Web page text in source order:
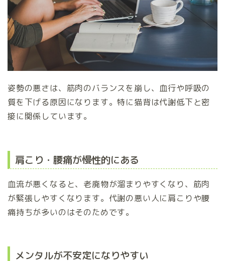
姿勢の悪さは、筋肉のバランスを崩し、血行や呼吸の
質を下げる原因になります。特に猫背は代謝低下と密
接に関係しています。
肩こり・腰痛が慢性的にある
血流が悪くなると、老廃物が溜まりやすくなり、筋肉
が緊張しやすくなります。代謝の悪い人に肩こりや腰
痛持ちが多いのはそのためです。
メンタルが不安定になりやすい